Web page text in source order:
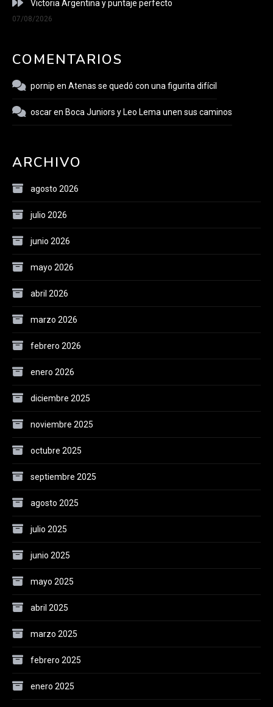
Victoria Argentina y puntaje perfecto
07/08/2026
COMENTARIOS
pornip en Atenas se quedó con una figurita difícil
oscaren Boca Juniors y Leo Lema unen sus caminos
ARCHIVO
agosto 2026
julio 2026
junio 2026
mayo 2026
abril 2026
marzo 2026
febrero 2026
enero 2026
diciembre 2025
noviembre 2025
octubre 2025
septiembre 2025
agosto 2025
julio 2025
junio 2025
mayo 2025
abril 2025
marzo 2025
febrero 2025
enero 2025